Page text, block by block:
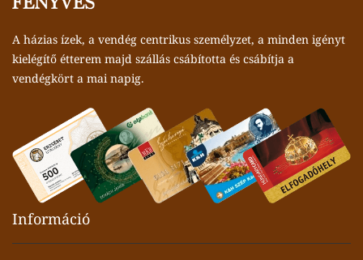
A házias ízek, a vendég centrikus személyzet, a minden igényt
kielégítő étterem majd szállás csábította és csábítja a
vendégkört a mai napig.
Információ